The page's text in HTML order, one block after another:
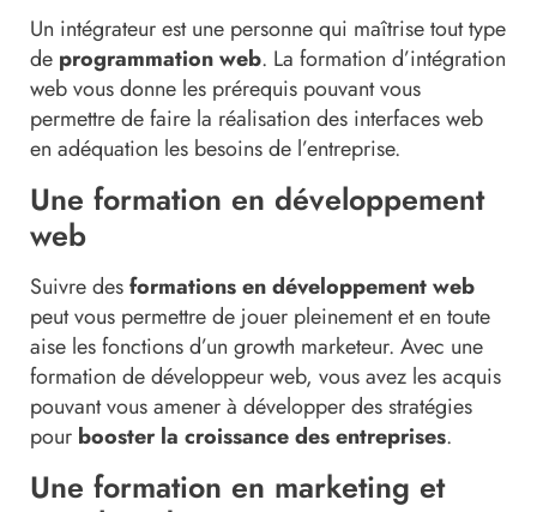
Un intégrateur est une personne qui maîtrise tout type
de programmation web. La formation d’intégration
web vous donne les prérequis pouvant vous
permettre de faire la réalisation des interfaces web
en adéquation les besoins de l’entreprise.
Une formation en développement
web
Suivre desformations en développement web
peut vous permettre de jouer pleinement et en toute
aise les fonctions d’un growth marketeur. Avec une
formation de développeur web, vous avez les acquis
pouvant vous amener à développer des stratégies
pour booster la croissance des entreprises.
Une formation en marketing et